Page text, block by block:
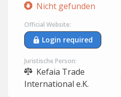
Nicht gefunden
Official Website:
Login required
Juristische Person:
Kefaia Trade
International e.K.